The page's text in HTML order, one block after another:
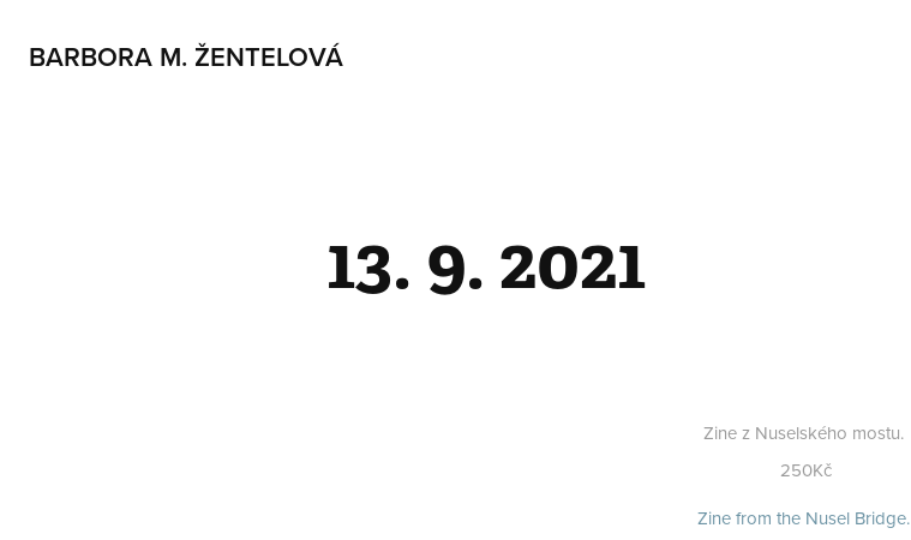
BARBORA M. ŽENTELOVÁ
13. 9. 2021
Zine z Nuselského mostu.
250Kč
Zine from the Nusel Bridge.